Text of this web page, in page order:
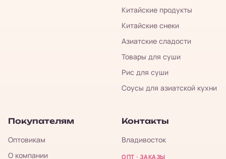
Китайские продукты
Китайские снеки
Азиатские сладости
Товары для суши
Рис для суши
Соусы для азиатской кухни
Покупателям
Оптовикам
О компании
Контакты
Владивосток
ОПТ · ЗАКАЗЫ